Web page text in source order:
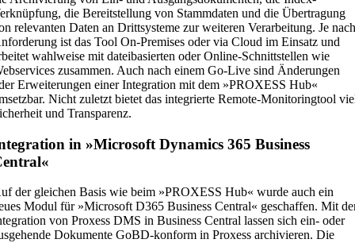
die Bereitstellung von Stammdaten und die Übertragung
relevanten Daten an Drittsysteme zur weiteren Verarbeitung. Je
ist das Tool On-Premises oder via Cloud im Einsatz und
wahlweise mit dateibasierten oder Online-Schnittstellen wie
zusammen. Auch nach einem Go-Live sind Änderungen
Erweiterungen einer Integration mit dem »PROXESS Hub«
Nicht zuletzt bietet das integrierte Remote-Monitoringtool
und Transparenz.
in »Microsoft Dynamics 365 Business
«
der gleichen Basis wie beim »PROXESS Hub« wurde auch ein
Modul für »Microsoft D365 Business Central« geschaffen. Mit
von Proxess DMS in Business Central lassen sich ein- oder
Dokumente GoBD-konform in Proxess archivieren. Die